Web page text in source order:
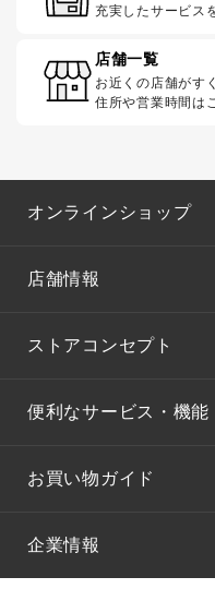
充実したサービス
店舗一覧
お近くの店舗がす
住所や営業時間は
オンラインショップ
店舗情報
ストアコンセプト
便利なサービス・機能
お買い物ガイド
企業情報